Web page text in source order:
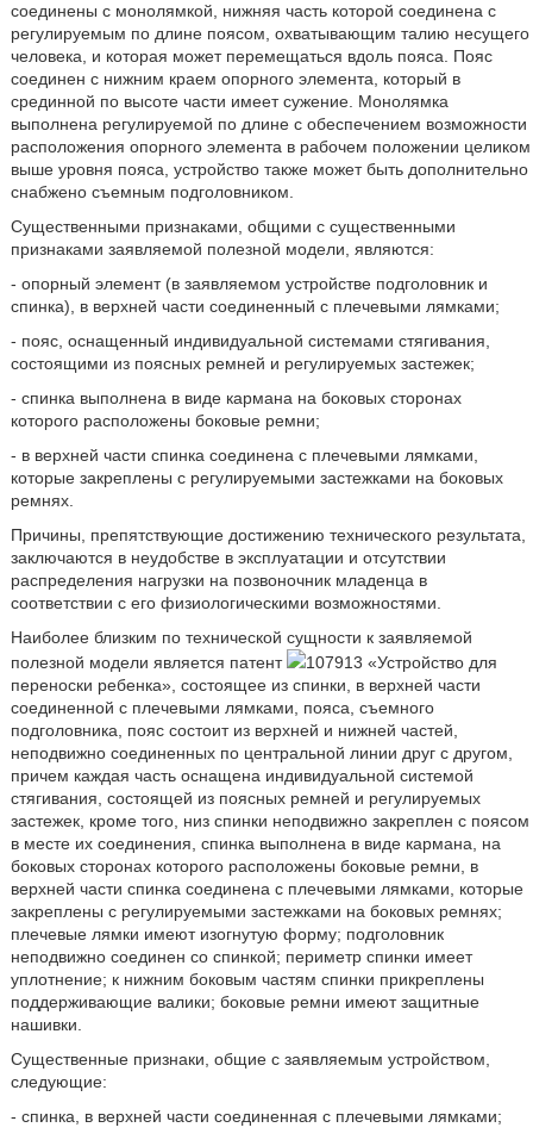
соединены с монолямкой, нижняя часть которой соединена с
регулируемым по длине поясом, охватывающим талию несущего
человека, и которая может перемещаться вдоль пояса. Пояс
соединен с нижним краем опорного элемента, который в
срединной по высоте части имеет сужение. Монолямка
выполнена регулируемой по длине с обеспечением возможности
расположения опорного элемента в рабочем положении целиком
выше уровня пояса, устройство также может быть дополнительно
снабжено съемным подголовником.
Существенными признаками, общими с существенными
признаками заявляемой полезной модели, являются:
- опорный элемент (в заявляемом устройстве подголовник и
спинка), в верхней части соединенный с плечевыми лямками;
- пояс, оснащенный индивидуальной системами стягивания,
состоящими из поясных ремней и регулируемых застежек;
- спинка выполнена в виде кармана на боковых сторонах
которого расположены боковые ремни;
- в верхней части спинка соединена с плечевыми лямками,
которые закреплены с регулируемыми застежками на боковых
ремнях.
Причины, препятствующие достижению технического результата,
заключаются в неудобстве в эксплуатации и отсутствии
распределения нагрузки на позвоночник младенца в
соответствии с его физиологическими возможностями.
Наиболее близким по технической сущности к заявляемой
полезной модели является патент
107913 «Устройство для
переноски ребенка», состоящее из спинки, в верхней части
соединенной с плечевыми лямками, пояса, съемного
подголовника, пояс состоит из верхней и нижней частей,
неподвижно соединенных по центральной линии друг с другом,
причем каждая часть оснащена индивидуальной системой
стягивания, состоящей из поясных ремней и регулируемых
застежек, кроме того, низ спинки неподвижно закреплен с поясом
в месте их соединения, спинка выполнена в виде кармана, на
боковых сторонах которого расположены боковые ремни, в
верхней части спинка соединена с плечевыми лямками, которые
закреплены с регулируемыми застежками на боковых ремнях;
плечевые лямки имеют изогнутую форму; подголовник
неподвижно соединен со спинкой; периметр спинки имеет
уплотнение; к нижним боковым частям спинки прикреплены
поддерживающие валики; боковые ремни имеют защитные
нашивки.
Существенные признаки, общие с заявляемым устройством,
следующие:
- спинка, в верхней части соединенная с плечевыми лямками;